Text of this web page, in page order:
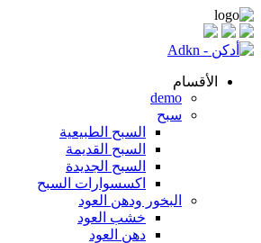
الأقسام
demo
سبح
السبح الطبيعية
السبح القديمة
السبح الجديدة
اكسسوارات السبح
البخور ودهن العود
خشب العود
دهن العود